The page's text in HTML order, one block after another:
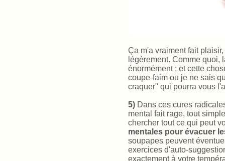
Ça m'a vraiment fait
légèrement. Comme quoi,
énormément ; et cette
coupe-faim ou je ne sais
craquer" qui pourra vous
5) Dans ces cures
mental fait rage, tout
chercher tout ce qui peut
mentales pour évacuer
soupapes peuvent
exercices d'auto-
exactement à votre